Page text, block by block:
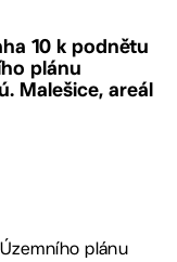
10 k podnětu
plánu
Malešice, areál
plánu